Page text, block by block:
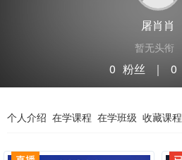
屠肖肖
暂无头衔
0 粉丝 ｜ 0
个人介绍 在学课程 在学班级 收藏课程